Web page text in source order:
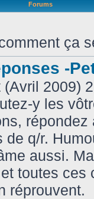
Forums
ça
-
2009)
y les
de q/r.
aussi.
toutes ces
réprouvent.